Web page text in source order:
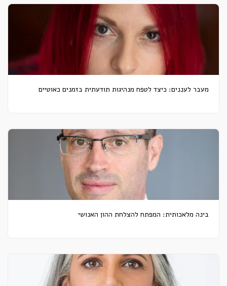
מעבר לעננים: כיצד לטפח מנהיגות תודעתית בזמנים כאוטיים
בינה מלאכותית: המפתח להצלחת ההון האנושי